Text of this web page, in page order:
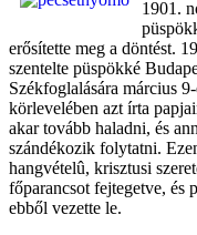
1901.
erősítette meg a döntést.
szentelte püspökké
Székfoglalására március
körlevelében azt írta
akar tovább haladni, és
szándékozik folytatni.
hangvételû, krisztusi
főparancsot fejtegetve, és
ebből vezette le.